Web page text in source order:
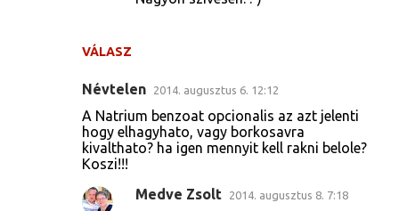
VÁLASZ
Névtelen 2014. augusztus 6. 12:12
A Natrium benzoat opcionalis az azt jelenti
hogy elhagyhato, vagy borkosavra
kivalthato? ha igen mennyit kell rakni belole?
Koszi!!!
Medve Zsolt
2014. augusztus 8. 7:18